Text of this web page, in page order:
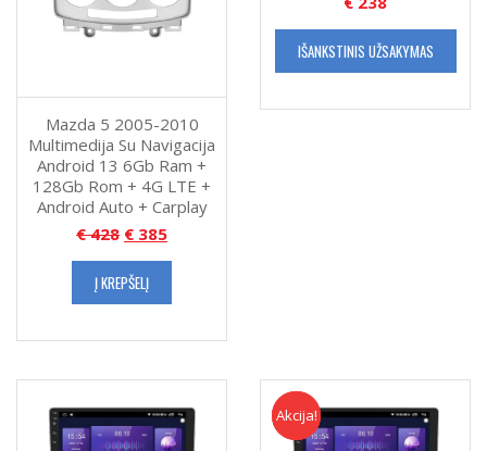
Mazda 5 2005-2010
Multimedija Su Navigacija
Android 13 6Gb Ram +
128Gb Rom + 4G LTE +
Android Auto + Carplay
€428 € 385
Į KREPŠELĮ
IŠANKSTINIS UŽSAKYMAS
Akcija
Akcija!